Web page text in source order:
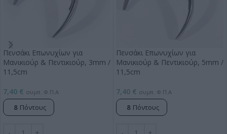
Πενσάκι Επωνυχίων για
Μανικιούρ & Πεντικιούρ, 3mm /
11,5cm
7,40 € συμπ. Φ.Π.Α
8 Πόντους
Πενσάκι Επωνυχίων για
Μανικιούρ & Πεντικιούρ, 5mm /
11,5cm
7,40 € συμπ. Φ.Π.Α
8 Πόντους